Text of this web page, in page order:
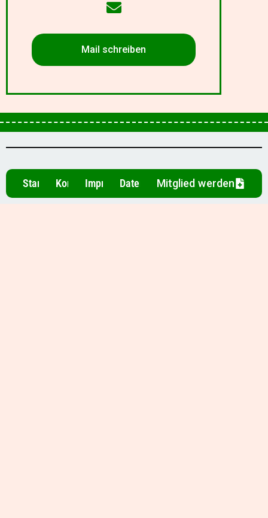
Mail schreiben
StartseiteKontaktImpressumDatenschutzMitglied werden